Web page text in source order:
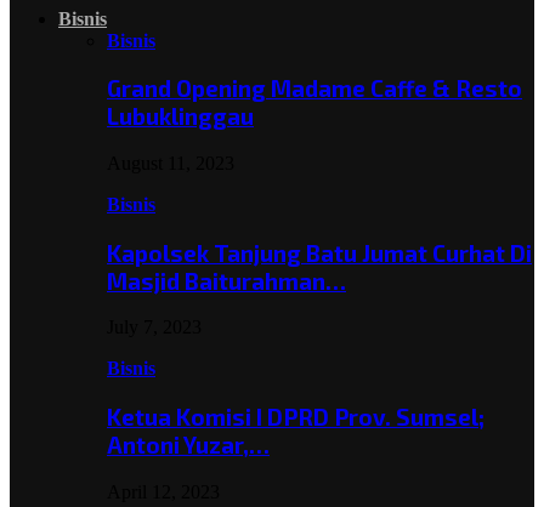
Bisnis
Bisnis
Grand Opening Madame Caffe & Resto
Lubuklinggau
Bisnis
Kapolsek Tanjung Batu Jumat Curhat Di
Masjid Baiturahman…
Bisnis
Ketua Komisi I DPRD Prov. Sumsel;
Antoni Yuzar,…